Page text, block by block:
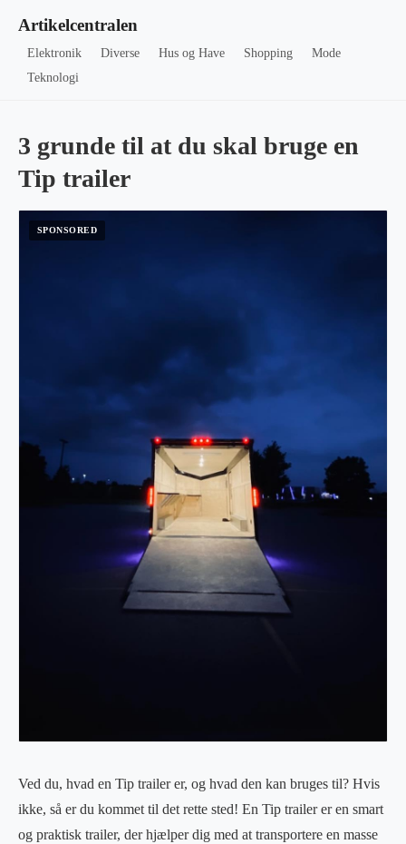
Artikelcentralen
Elektronik Diverse Hus og Have Shopping
Mode
Teknologi
3 grunde til at du skal bruge en
Tip trailer
Ved du, hvad en Tip trailer er, og hvad den kan bruges til? Hvis
ikke, så er du kommet til det rette sted! En Tip trailer er en smart
og praktisk trailer, der hjælper dig med at transportere en masse